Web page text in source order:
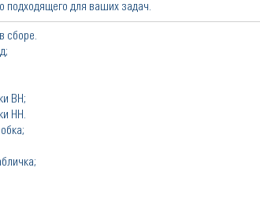
подходящего для ваших задач.
сборе.
ВН;
НН.